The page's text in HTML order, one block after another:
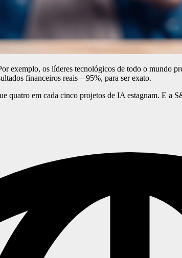
exemplo, os líderes tecnológicos de todo o mundo
financeiros reais – 95%, para ser exato.
quatro em cada cinco projetos de IA estagnam. E a